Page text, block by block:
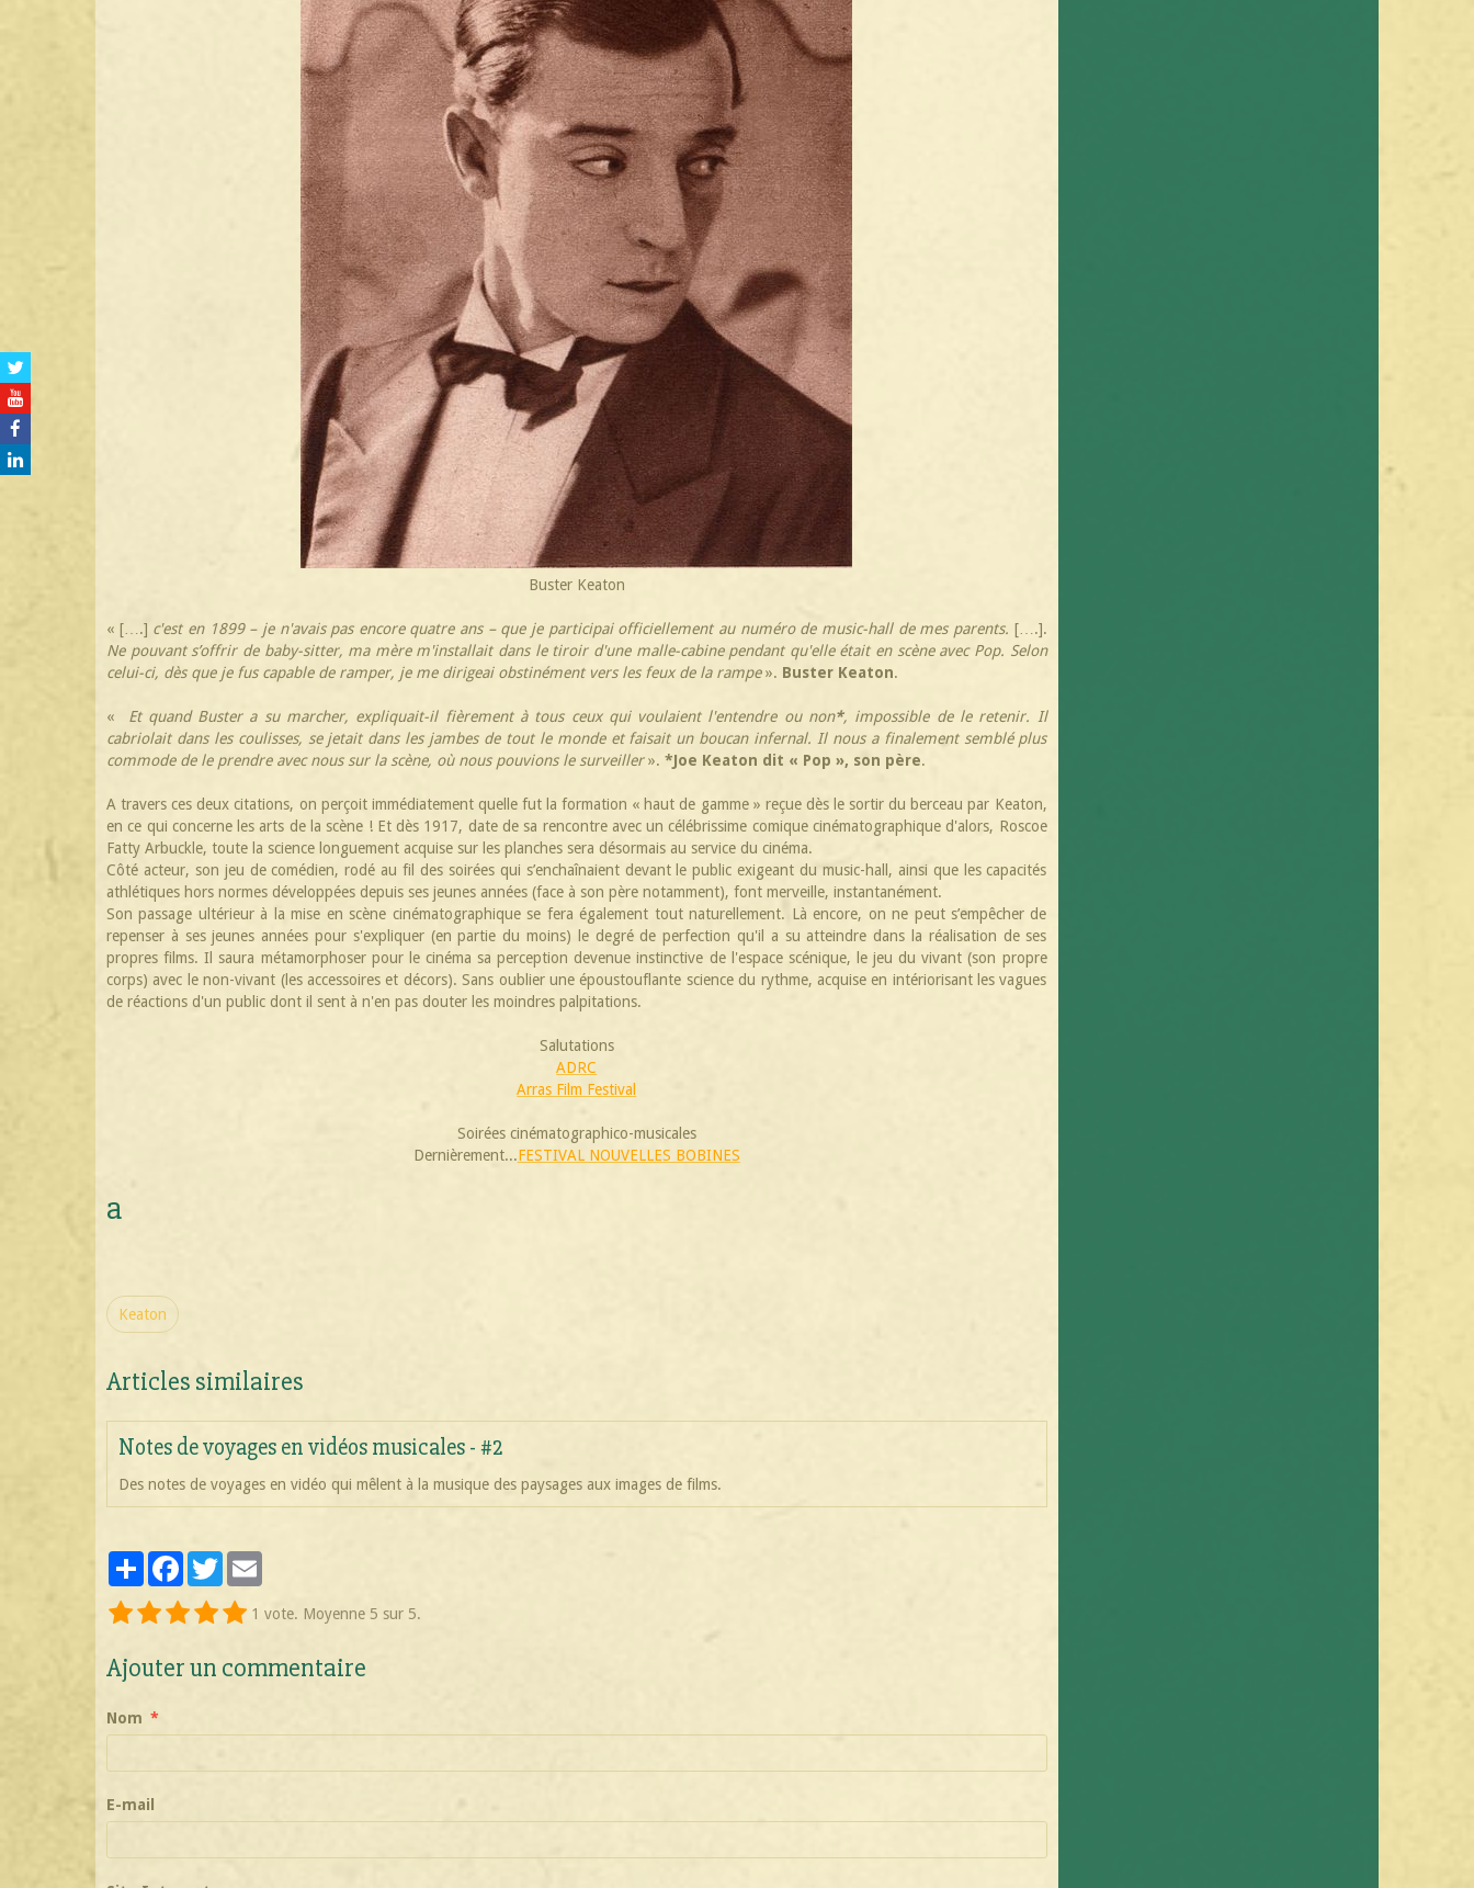
Buster Keaton
« [….] c'est en 1899 – je n'avais pas encore quatre ans – que je participai officiellement au numéro de music-hall de mes parents. [….].
Ne pouvant s’offrir de baby-sitter, ma mère m'installait dans le tiroir d'une malle-cabine pendant qu'elle était en scène avec Pop. Selon
celui-ci, dès que je fus capable de ramper, je me dirigeai obstinément vers les feux de la rampe». Buster Keaton.
« Et quand Buster a su marcher, expliquait-il fièrement à tous ceux qui voulaient l'entendre ou non*, impossible de le retenir. Il
cabriolait dans les coulisses, se jetait dans les jambes de tout le monde et faisait un boucan infernal. Il nous a finalement semblé plus
commode de le prendre avec nous sur la scène, où nous pouvions le surveiller». *Joe Keaton dit « Pop », son père.
A travers ces deux citations, on perçoit immédiatement quelle fut la formation « haut de gamme » reçue dès le sortir du berceau par Keaton,
en ce qui concerne les arts de la scène ! Et dès 1917, date de sa rencontre avec un célébrissime comique cinématographique d'alors, Roscoe
Fatty Arbuckle, toute la science longuement acquise sur les planches sera désormais au service du cinéma.
Côté acteur, son jeu de comédien, rodé au fil des soirées qui s’enchaînaient devant le public exigeant du music-hall, ainsi que les capacités
athlétiques hors normes développées depuis ses jeunes années (face à son père notamment), font merveille, instantanément.
Son passage ultérieur à la mise en scène cinématographique se fera également tout naturellement. Là encore, on ne peut s’empêcher de
repenser à ses jeunes années pour s'expliquer (en partie du moins) le degré de perfection qu'il a su atteindre dans la réalisation de ses
propres films. Il saura métamorphoser pour le cinéma sa perception devenue instinctive de l'espace scénique, le jeu du vivant (son propre
corps) avec le non-vivant (les accessoires et décors). Sans oublier une époustouflante science du rythme, acquise en intériorisant les vagues
de réactions d'un public dont il sent à n'en pas douter les moindres palpitations.
Salutations
ADRC
Arras Film Festival
Soirées cinématographico-musicales
Dernièrement...FESTIVAL NOUVELLES BOBINES
a
Keaton
Articles similaires
Notes de voyages en vidéos musicales - #2
Des notes de voyages en vidéo qui mêlent à la musique des paysages aux images de films.
PartagerFacebookTwitter
1 vote. Moyenne 5 sur 5.
Ajouter un commentaire
Nom
E-mail